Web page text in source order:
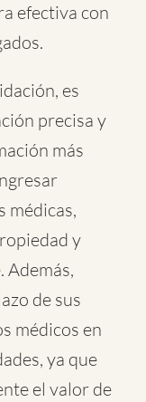
efectiva con
es
precisa y
más
médicas,
y
Además,
de sus
médicos en
ya que
el valor de